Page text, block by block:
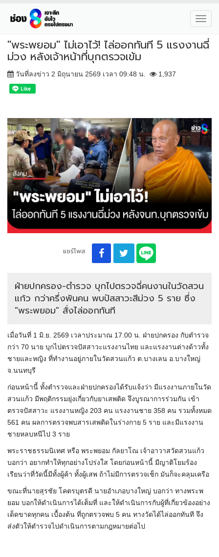
"พระพยอม" ไม่เอาไว้! ไล่ออกทันที 5 แรงงานฉี่
ม่วง หลังเจ้าหน้าที่บุกตรวจเข้ม
วันที่ลงข่าว 2 มิถุนายน 2569 เวลา 09:48 น. 1,937
แชร์โพส
ฝ่ายปกครอง-ตำรวจ บุกไปตรวจฉี่คนงานในวัดสวน
แก้ว กว่าครึ่งพันคน พบปัสสาวะสีม่วง 5 ราย ซึ่ง
"พระพยอม" สั่งไล่ออกทันที
เมื่อวันที่ 1 มิ.ย. 2569 เวลาประมาณ 17.00 น. ฝ่ายปกครอง กับตำรวจ
กว่า 70 นาย บุกไปตรวจปัสสาวะแรงงานไทย และแรงงานต่างด้าวทั้ง
ชายและหญิง ที่ทำงานอยู่ภายในวัดสวนแก้ว ต.บางเลน อ.บางใหญ่
จ.นนทบุรี
ก่อนหน้านี้ ทั้งตำรวจและฝ่ายปกครองได้รับแจ้งว่า มีแรงงานภายในวัด
สวนแก้ว มีพฤติกรรมยุ่งเกี่ยวกับยาเสพติด จึงบูรณาการร่วมกัน เข้า
ตรวจปัสสาวะ แรงงานหญิง 203 คน แรงงานชาย 358 คน รวมทั้งหมด
561 คน ผลการตรวจพบสารเสพติดในร่างกาย 5 ราย และมีแรงงาน
ชายหลบหนีไป 3 ราย
พระราชธรรมนิเทศ หรือ พระพยอม กัลยาโณ เจ้าอาวาสวัดสวนแก้ว
บอกว่า อยากทำให้ทุกอย่างโปร่งใส โดยก่อนหน้านี้ มีญาติโยมร้อง
เรียนว่าที่วัดนี้มีทั้งผู้ค้า ทั้งผู้เสพ ถ้าไม่มีการตรวจเช็ก มันก็จะคลุมเครือ
ขณะที่นายสุรชัย โคตรบุตรดี นายอำเภอบางใหญ่ บอกว่า ทางพระพ
ยอม บอกให้ดำเนินการได้เต็มที่ และให้ดำเนินการกับผู้ที่เกี่ยวข้องอย่าง
เด็ดขาดทุกคน เบื้องต้น ที่ถูกตรวจพบ 5 คน ทางวัดได้ไล่ออกทันที จึง
ส่งตัวให้ตำรวจไปดำเนินการตามกฎหมายต่อไป